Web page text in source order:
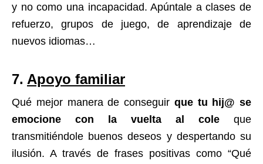
y no como una incapacidad. Apúntale a clases de
refuerzo, grupos de juego, de aprendizaje de
nuevos idiomas…
7. Apoyo familiar
Qué mejor manera de conseguir que tu hij@ se
emocione con la vuelta al cole que
transmitiéndole buenos deseos y despertando su
ilusión. A través de frases positivas como “Qué